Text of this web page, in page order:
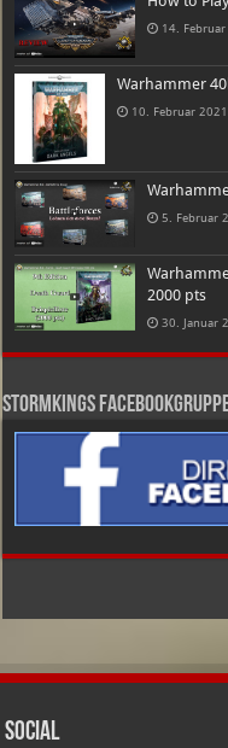
14. Februar
Warhammer
10. Februar 2021
5. Februar
2000 pts
30. Januar
Stormkings
Social